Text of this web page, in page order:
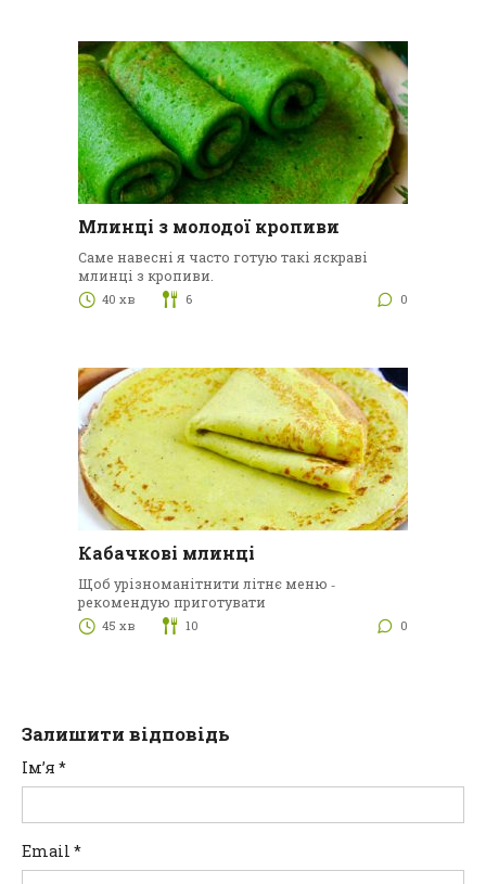
Млинці з молодої кропиви
Саме навесні я часто готую такі яскраві
млинці з кропиви.
40 хв 6 0
Кабачкові млинці
Щоб урізноманітнити літнє меню ‑
рекомендую приготувати
45 хв 10 0
Залишити відповідь
Ім’я *
Email *